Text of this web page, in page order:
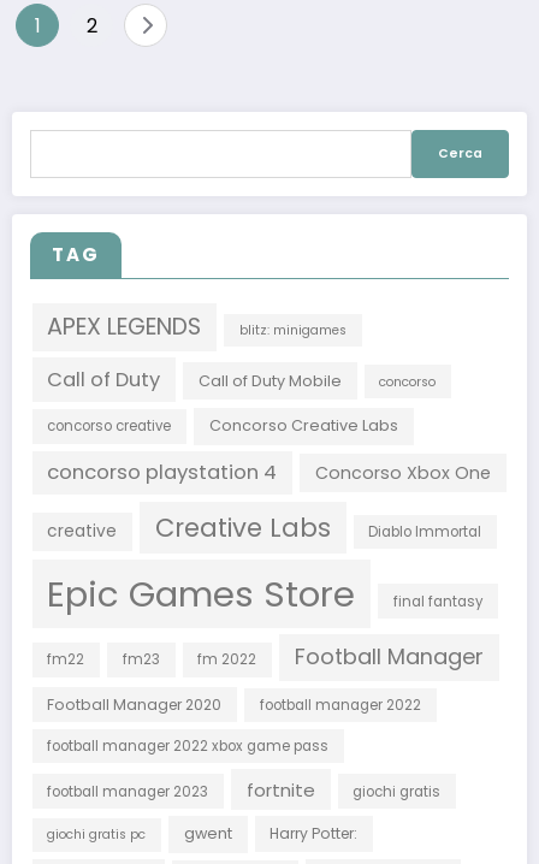
Navigazione
1 2
TAG
APEX LEGENDS blitz: minigames
Call of Duty Call of Duty Mobile concorso
concorso creative Concorso Creative Labs
concorso playstation 4 Concorso Xbox One
creative Creative Labs Diablo Immortal
Epic Games Store final fantasy
fm22 fm23 fm 2022 Football Manager
Football Manager 2020 football manager 2022
football manager 2022 xbox game pass
football manager 2023 fortnite giochi gratis
giochi gratis pc gwent Harry Potter: